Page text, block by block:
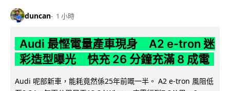
duncan 1 小時
Audi 最慳電量產車現身 A2 e-tron 迷
彩造型曝光 快充 26 分鐘充滿 8 成電
Audi 呢部新車，能耗竟然係25年前嘅一半。 A2 e-tron 風阻低